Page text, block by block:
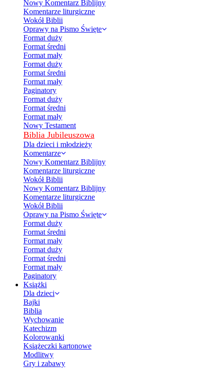
Nowy Komentarz Biblijny
Komentarze liturgiczne
Wokół Biblii
Oprawy na Pismo Święte
Format duży
Format średni
Format mały
Format duży
Format średni
Format mały
Paginatory
Format duży
Format średni
Format mały
Nowy Testament
Biblia Jubileuszowa
Dla dzieci i młodzieży
Komentarze
Nowy Komentarz Biblijny
Komentarze liturgiczne
Wokół Biblii
Nowy Komentarz Biblijny
Komentarze liturgiczne
Wokół Biblii
Oprawy na Pismo Święte
Format duży
Format średni
Format mały
Format duży
Format średni
Format mały
Paginatory
Książki
Dla dzieci
Bajki
Biblia
Wychowanie
Katechizm
Kolorowanki
Książeczki kartonowe
Modlitwy
Gry i zabawy